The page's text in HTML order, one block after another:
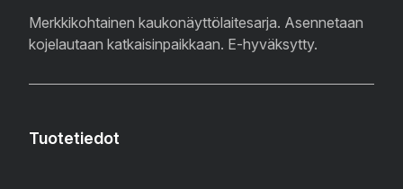
Merkkikohtainen kaukonäyttölaitesarja. Asennetaan
kojelautaan katkaisinpaikkaan. E-hyväksytty.
Tuotetiedot